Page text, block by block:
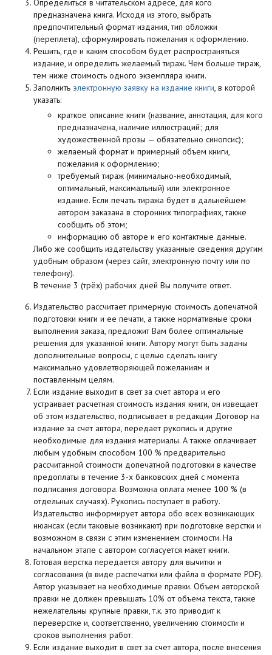
Определиться в читательском адресе, для кого
предназначена книга. Исходя из этого, выбрать
предпочтительный формат издания, тип обложки
(переплета), сформулировать пожелания к оформлению.
Решить, где и каким способом будет распространяться
издание, и определить желаемый тираж. Чем больше тираж,
тем ниже стоимость одного экземпляра книги.
Заполнить электронную заявку на издание книги, в которой
указать:
краткое описание книги (название, аннотация, для кого
предназначена, наличие иллюстраций; для
художественной прозы — обязательно синопсис);
желаемый формат и примерный объем книги,
пожелания к оформлению;
требуемый тираж (минимально-необходимый,
оптимальный, максимальный) или электронное
издание. Если печать тиража будет в дальнейшем
автором заказана в сторонних типографиях, также
сообщить об этом;
информацию об авторе и его контактные данные.
Либо же сообщить издательству указанные сведения другим
удобным образом (через сайт, электронную почту или по
телефону).
В течение 3 (трёх) рабочих дней Вы получите ответ.
Издательство рассчитает примерную стоимость допечатной
подготовки книги и ее печати, а также нормативные сроки
выполнения заказа, предложит Вам более оптимальные
решения для указанной книги. Автору могут быть заданы
дополнительные вопросы, с целью сделать книгу
максимально удовлетворяющей пожеланиям и
поставленным целям.
Если издание выходит в свет за счет автора и его
устраивает расчетная стоимость издания книги, он извещает
об этом издательство, подписывает в редакции Договор на
издание за счет автора, передает рукопись и другие
необходимые для издания материалы. А также оплачивает
любым удобным способом 100 % предварительно
рассчитанной стоимости допечатной подготовки в качестве
предоплаты в течение 3-х банковских дней с момента
подписания договора. Возможна оплата менее 100 % (в
отдельных случаях). Рукопись поступает в работу.
Издательство информирует автора обо всех возникающих
нюансах (если таковые возникают) при подготовке верстки и
возможном в связи с этим изменением стоимости. На
начальном этапе с автором согласуется макет книги.
Готовая верстка передается автору для вычитки и
согласования (в виде распечатки или файла в формате PDF).
Автор указывает на необходимые правки. Объем авторской
правки не должен превышать 10% от объема текста, также
нежелательны крупные правки, т.к. это приводит к
переверстке и, соответственно, увеличению стоимости и
сроков выполнения работ.
Если издание выходит в свет за счет автора, после внесения